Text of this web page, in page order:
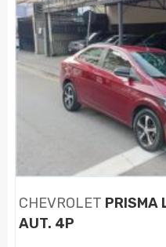
CHEVROLET PRISMA
AUT. 4P